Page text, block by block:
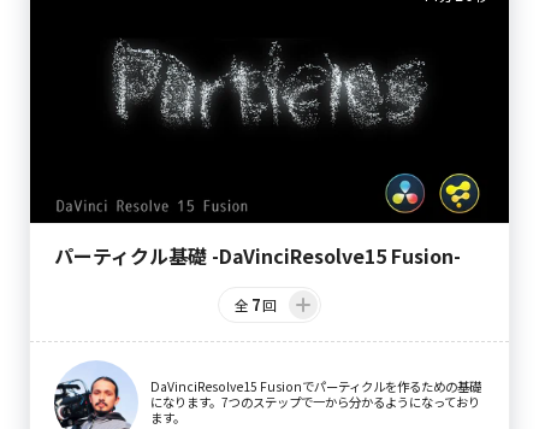
パーティクル基礎 -DaVinciResolve15 Fusion-
全 7回
DaVinciResolve15 Fusionでパーティクルを作るための基礎
になります。7つのステップで一から分かるようになっており
ます。